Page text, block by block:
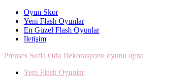
Oyun Skor
Yeni Flash Oyunlar
En Güzel Flash Oyunlar
İletişim
Prenses Sofia Oda Dekorasyonu oyunu oyna
Yeni Flash Oyunlar